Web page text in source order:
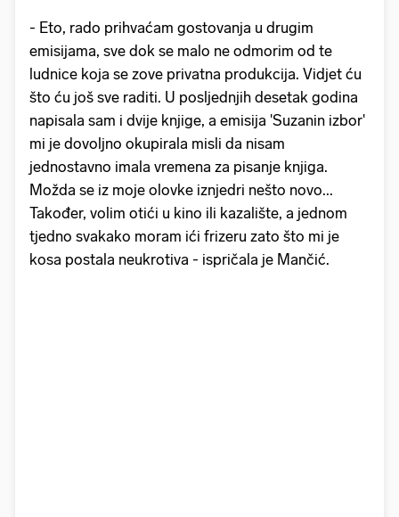
- Eto, rado prihvaćam gostovanja u drugim
emisijama, sve dok se malo ne odmorim od te
ludnice koja se zove privatna produkcija. Vidjet ću
što ću još sve raditi. U posljednjih desetak godina
napisala sam i dvije knjige, a emisija 'Suzanin izbor'
mi je dovoljno okupirala misli da nisam
jednostavno imala vremena za pisanje knjiga.
Možda se iz moje olovke iznjedri nešto novo...
Također, volim otići u kino ili kazalište, a jednom
tjedno svakako moram ići frizeru zato što mi je
kosa postala neukrotiva - ispričala je Mančić.